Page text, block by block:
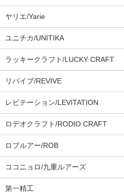
ヤリエ/Yarie
ユニチカ/UNITIKA
ラッキークラフト/LUCKY CRAFT
リバイブ/REVIVE
レビテーション/LEVITATION
ロデオクラフト/RODIO CRAFT
ロブルアー/ROB
ココニョロ/九重ルアーズ
第一精工